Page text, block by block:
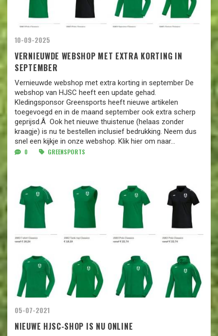
10-09-2025
VERNIEUWDE WEBSHOP MET EXTRA KORTING IN
SEPTEMBER
Vernieuwde webshop met extra korting in september De
webshop van HJSC heeft een update gehad.
Kledingsponsor Greensports heeft nieuwe artikelen
toegevoegd en in de maand september ook extra scherp
geprijsd.Â Ook het nieuwe thuistenue (helaas zonder
kraagje) is nu te bestellen inclusief bedrukking. Neem dus
snel een kijkje in onze webshop. Klik hier om naar...
0 GREENSPORTS
05-07-2021
NIEUWE HJSC-SHOP IS NU ONLINE